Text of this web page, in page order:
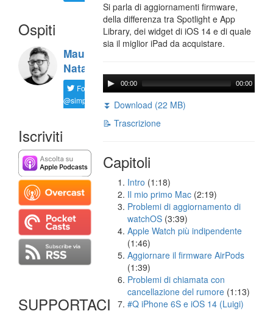
Ospiti
Maurizio
Natali
Follow
@simplemal
Iscriviti
SUPPORTACI
Si parla di aggiornamenti firmware,
della differenza tra Spotlight e App
Library, dei widget di iOS 14 e di quale
sia il miglior iPad da acquistare.
00:00 00:00
⏬ Download (22 MB)
📝 Trascrizione
Capitoli
Intro (1:18)
Il mio primo Mac (2:19)
Problemi di aggiornamento di
watchOS (3:39)
Apple Watch più indipendente
(1:46)
Aggiornare il firmware AirPods
(1:39)
Problemi di chiamata con
cancellazione del rumore (1:13)
#Q iPhone 6S e iOS 14 (Luigi)